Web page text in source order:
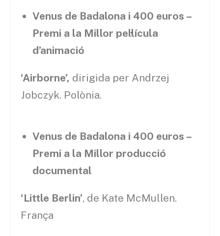
Venus de Badalona i 400 euros –
Premi a la Millor pel·lícula
d’animació
‘Airborne’, dirigida per Andrzej
Jobczyk. Polònia.
Venus de Badalona i 400 euros –
Premi a la Millor producció
documental
‘Little Berlin’, de Kate McMullen.
França